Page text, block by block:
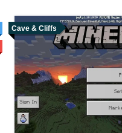
Cave & Cliffs